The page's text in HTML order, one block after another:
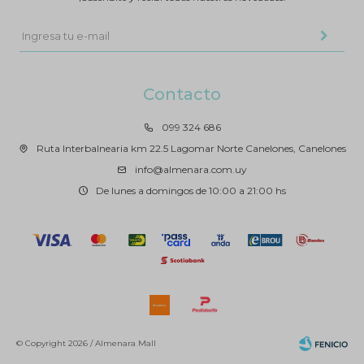
Contacto
099 324 686
Ruta Interbalnearia km 22.5 Lagomar Norte Canelones, Canelones
info@almenara.com.uy
De lunes a domingos de 10:00 a 21:00 hs
© Copyright 2026 / Almenara Mall